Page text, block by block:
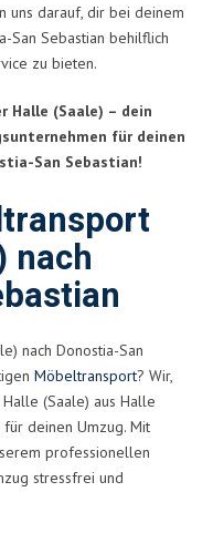
uns darauf, dir bei deinem
San Sebastian behilflich
zu bieten.
Halle (Saale) – dein
für deinen
San Sebastian!
nach
nach Donostia-San
Möbeltransport? Wir,
(Saale) aus Halle
deinen Umzug. Mit
professionellen
stressfrei und